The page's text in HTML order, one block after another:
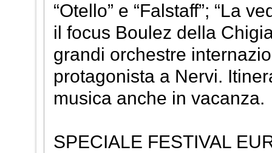
“Otello” e “Falstaff”; “La
il focus Boulez della
grandi orchestre
protagonista a Nervi.
musica anche in vacanza.
SPECIALE FESTIVAL